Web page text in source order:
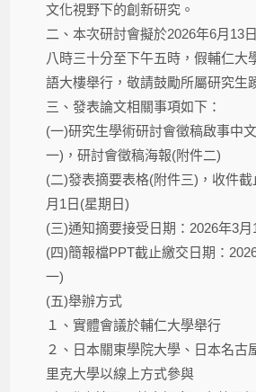
文化視野下的創新研究。
二、本次研討會擬於2026年6月13
八時三十分至下午五時，假輔仁大
語大樓舉行，敬請鼓勵所屬研究生
三、發表論文相關事項如下：
(一)研究生學術研討會徵稿啟事中
一)，研討會徵稿海報(附件二)
(二)發表摘要表格(附件三)，收件
月1日(星期日)
(三)通知摘要接受日期：2026年3
(四)簡報檔PPT截止繳交日期：
一)
(五)舉辦方式
１、實體會議於輔仁大學舉行
２、日本關東學院大學、日本名古
里克大學以線上方式參與